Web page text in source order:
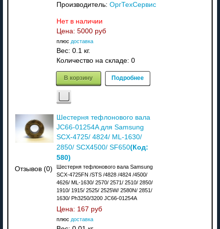
Производитель: ОргТехСервис
Нет в наличии
Цена: 5000 руб
плюс доставка
Вес: 0.1 кг.
Количество на складе: 0
В корзину Подробнее
Отзывов (0)
Шестерня тефлонового вала
JC66-01254A для Samsung
SCX-4725/ 4824/ ML-1630/
2850/ SCX4500/ SF650(Код:
580)
Шестерня тефлонового вала Samsung
SCX-4725FN /STS /4828 /4824 /4500/
4626/ ML-1630/ 2570/ 2571/ 2510/ 2850/
1910/ 1915/ 2525/ 2525W/ 2580N/ 2851/
1630/ Ph3250/3200 JC66-01254A
Цена: 167 руб
плюс доставка